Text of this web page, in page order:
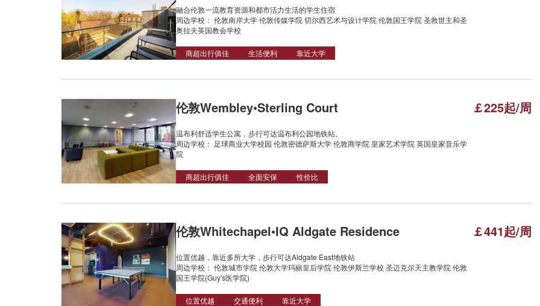
融合伦敦一流教育资源和都市活力生活的学生住宿
周边学校： 伦敦南岸大学 伦敦传媒学院 切尔西艺术与设计学院 伦敦国王学院 圣救世主和圣
奥拉夫英国教会学校
商超出行俱佳 生活便利 靠近大学
伦敦Wembley•Sterling Court
温布利舒适学生公寓，步行可达温布利公园地铁站。
周边学校： 足球商业大学校园 伦敦密德萨斯大学 伦敦商学院 皇家艺术学院 英国皇家音乐学
院
商超出行俱佳 全面安保 性价比
￡225起/周
伦敦Whitechapel•IQ Aldgate Residence
位置优越，靠近多所大学，步行可达Aldgate East地铁站
周边学校： 伦敦城市学院 伦敦大学玛丽皇后学院 伦敦伊斯兰学校 圣迈克尔天主教学院 伦敦
国王学院(Guy's医学院)
位置优越 交通便利 靠近大学
￡441起/周